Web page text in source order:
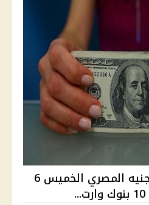
سعر الدولار مقابل الجنيه المصري الخميس 6